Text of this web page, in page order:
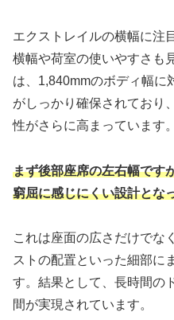
エクストレイルの横幅に注
横幅や荷室の使いやすさも
は、1,840mmのボディ幅に
がしっかり確保されており
性がさらに高まっています。
まず後部座席の左右幅です
窮屈に感じにくい設計とな
これは座面の広さだけでな
ストの配置といった細部に
す。結果として、長時間の
間が実現されています。